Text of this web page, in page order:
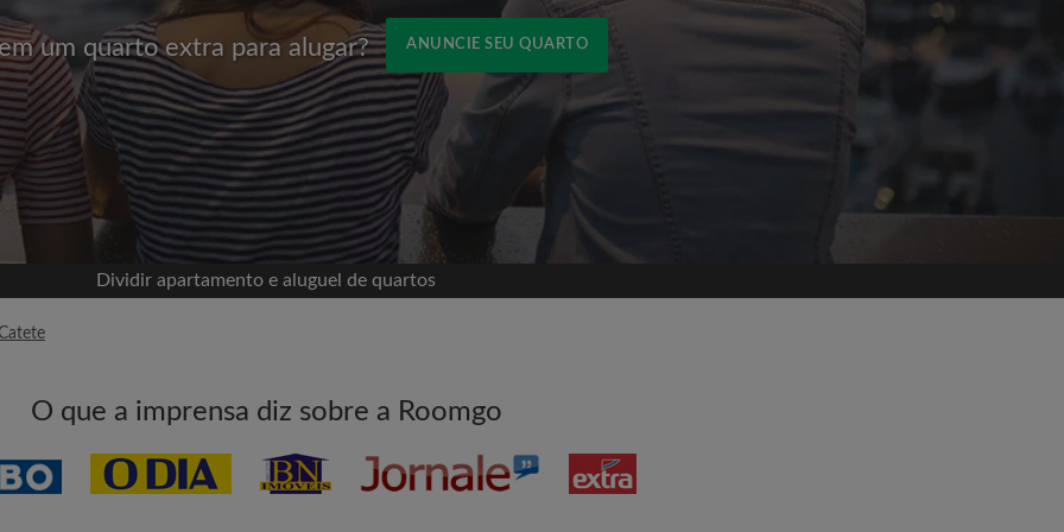
um quarto extra para alugar? ANUNCIE SEU QUARTO
o Facebook
linha do tempo sem
quarto
a procurar
quartos ou novas
aos quartos
Nome
Dividir apartamento e aluguel de quartos
O que a imprensa diz sobre a Roomgo